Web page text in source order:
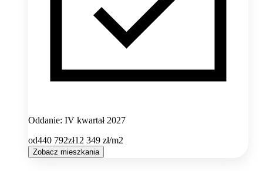
Oddanie: IV kwartał 2027
od440 792zł12 349 zł/m2
Zobacz mieszkania